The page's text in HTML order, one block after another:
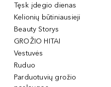
Tęsk įdegio dienas
Kelionių būtiniausieji
Beauty Storys
GROŽIO HITAI
Vestuvės
Ruduo
Parduotuvių grožio